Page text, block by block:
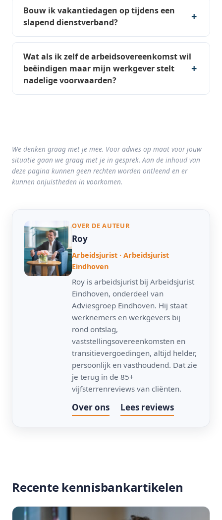
Bouw ik vakantiedagen op tijdens een
slapend dienstverband?
Wat als ik zelf de arbeidsovereenkomst wil
beëindigen maar mijn werkgever stelt
nadelige voorwaarden?
We denken graag met je mee. Voor advies op maat voor jouw
situatie gaan we graag met je in gesprek. Aan de inhoud van
deze pagina kunnen geen rechten worden ontleend en er
kunnen onjuistheden in voorkomen.
OVER DE AUTEUR
Roy
Arbeidsjurist · Arbeidsjurist
Eindhoven
Roy is arbeidsjurist bij Arbeidsjurist
Eindhoven, onderdeel van
Adviesgroep Eindhoven. Hij staat
werknemers en werkgevers bij
rond ontslag,
vaststellingsovereenkomsten en
transitievergoedingen, altijd helder,
persoonlijk en vasthoudend. Dat zie
je terug in de 85+
vijfsterrenreviews van cliënten.
Over ons Lees reviews
Recente kennisbankartikelen